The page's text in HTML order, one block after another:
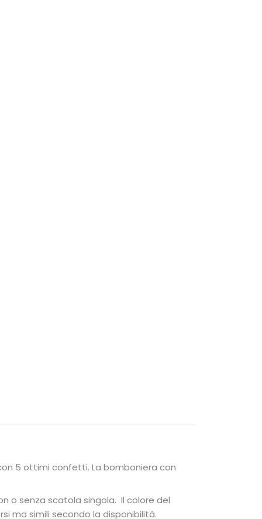
5 ottimi confetti. La bomboniera con
o senza scatola singola. Il colore del
ma simili secondo la disponibilità.